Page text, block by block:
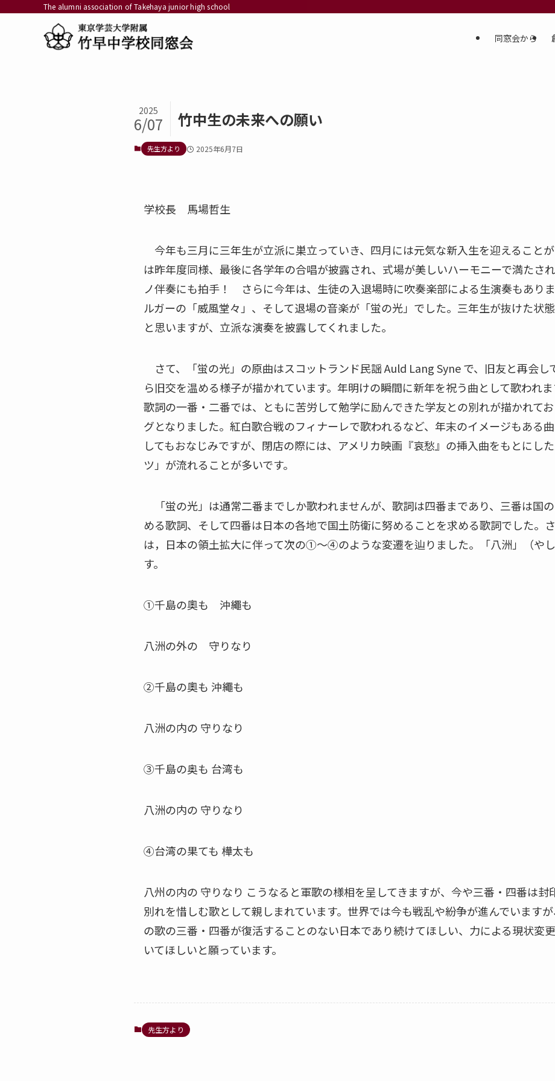
The alumni association of Takehaya junior high school
同窓会から
竹中生の未来への願い
2025
6/07
先生方より 2025年6月7日
学校長 馬場哲生
今年も三月に三年生が立派に巣立っていき、四月には元気な新入生を迎えること
は昨年度同様、最後に各学年の合唱が披露され、式場が美しいハーモニーで満たさ
ノ伴奏にも拍手！ さらに今年は、生徒の入退場時に吹奏楽部による生演奏もあり
ルガーの「威風堂々」、そして退場の音楽が「蛍の光」でした。三年生が抜けた状
と思いますが、立派な演奏を披露してくれました。
さて、「蛍の光」の原曲はスコットランド民謡 Auld Lang Syne で、旧友と再会し
ら旧交を温める様子が描かれています。年明けの瞬間に新年を祝う曲として歌われ
歌詞の一番・二番では、ともに苦労して勉学に励んできた学友との別れが描かれて
グとなりました。紅白歌合戦のフィナーレで歌われるなど、年末のイメージもある
してもおなじみですが、閉店の際には、アメリカ映画『哀愁』の挿入曲をもとにし
ツ」が流れることが多いです。
「蛍の光」は通常二番までしか歌われませんが、歌詞は四番まであり、三番は国
める歌詞、そして四番は日本の各地で国土防衛に努めることを求める歌詞でした。
は，日本の領土拡大に伴って次の①～④のような変遷を辿りました。「八洲」（や
す。
①千島の奧も 沖繩も
八洲の外の 守りなり
②千島の奧も 沖繩も
八洲の内の 守りなり
③千島の奥も 台湾も
八洲の内の 守りなり
④台湾の果ても 樺太も
八州の内の 守りなり こうなると軍歌の様相を呈してきますが、今や三番・四番は封
別れを惜しむ歌として親しまれています。世界では今も戦乱や紛争が進んでいます
の歌の三番・四番が復活することのない日本であり続けてほしい、力による現状変
いてほしいと願っています。
先生方より